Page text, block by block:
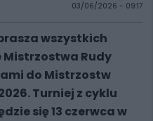
03/06/2026 - 09:17
wszystkich
Mistrzostwa Rudy
do Mistrzostw
Turniej z cyklu
się 13 czerwca w